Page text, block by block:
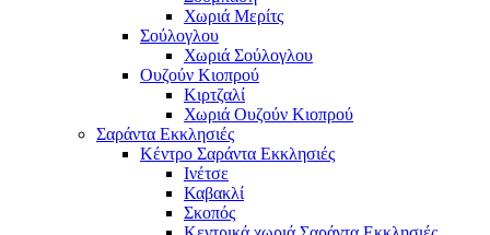
Χωριά Μερίτς
Σούλογλου
Χωριά Σούλογλου
Ουζούν Κιοπρού
Κιρτζαλί
Χωριά Ουζούν Κιοπρού
Σαράντα Εκκλησιές
Κέντρο Σαράντα Εκκλησιές
Ινέτσε
Καβακλί
Σκοπός